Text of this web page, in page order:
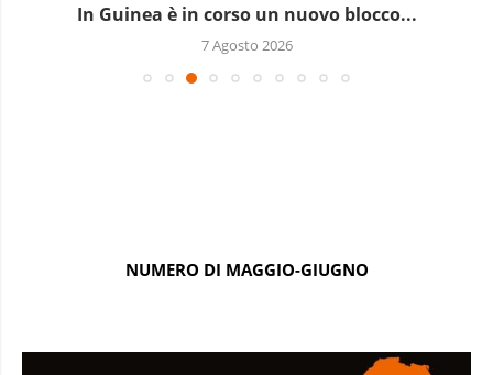
In Guinea è in corso un nuovo blocco...
7 Agosto 2026
NUMERO DI MAGGIO-GIUGNO